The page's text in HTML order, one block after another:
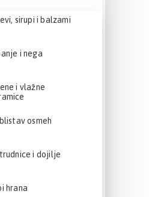
sirupi i balzami
i nega
i vlažne
osmeh
i dojilje
hrana